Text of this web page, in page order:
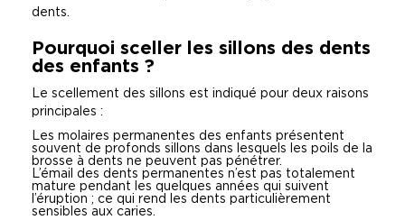
dents.
Pourquoi sceller les sillons des dents
des enfants ?
Le scellement des sillons est indiqué pour deux raisons
principales :
Les molaires permanentes des enfants présentent
souvent de profonds sillons dans lesquels les poils de la
brosse à dents ne peuvent pas pénétrer.
L’émail des dents permanentes n’est pas totalement
mature pendant les quelques années qui suivent
l’éruption ; ce qui rend les dents particulièrement
sensibles aux caries.